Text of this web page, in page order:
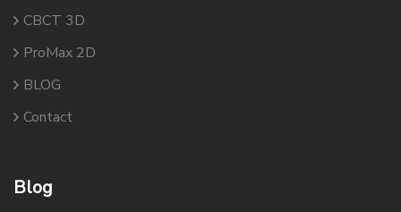
CBCT 3D
ProMax 2D
BLOG
Contact
Blog